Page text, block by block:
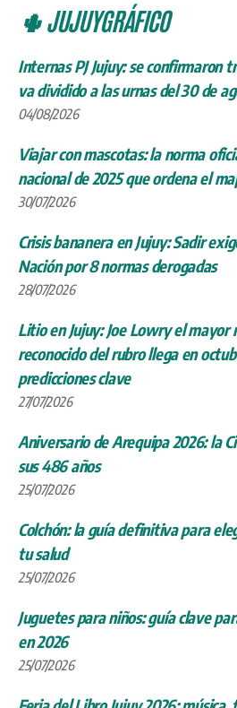
🌵 JUJUYGRÁFICO
Internas PJ Jujuy: se confirmaron
va dividido a las urnas del 30 de
04/08/2026
Viajar con mascotas: la norma
nacional de 2025 que ordena el
30/07/2026
Crisis bananera en Jujuy: Sadir
Nación por 8 normas derogadas
28/07/2026
Litio en Jujuy: Joe Lowry el
reconocido del rubro llega en
predicciones clave
27/07/2026
Aniversario de Arequipa 2026: la
sus 486 años
25/07/2026
Colchón: la guía definitiva para
tu salud
25/07/2026
Juguetes para niños: guía clave
en 2026
25/07/2026